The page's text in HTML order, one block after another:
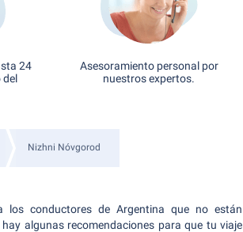
24
del
Asesoramiento personal por
nuestros expertos.
Nizhni Nóvgorod
los conductores de Argentina que no están
algunas recomendaciones para que tu viaje